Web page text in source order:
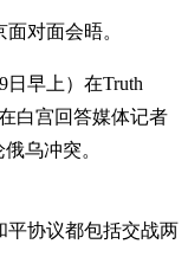
对面会晤。
早上）在Truth
白宫回答媒体记者
俄乌冲突。
平协议都包括交战两